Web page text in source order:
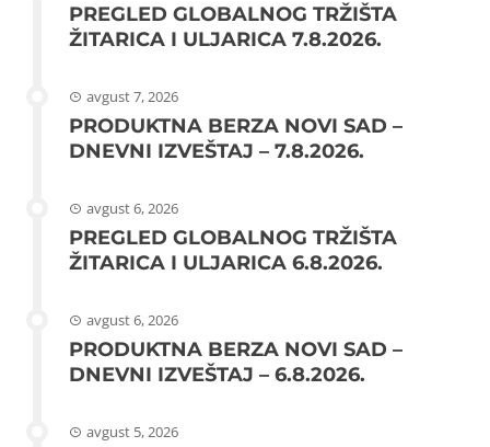
PREGLED GLOBALNOG TRŽIŠTA
ŽITARICA I ULJARICA 7.8.2026.
avgust 7, 2026
PRODUKTNA BERZA NOVI SAD –
DNEVNI IZVEŠTAJ – 7.8.2026.
avgust 6, 2026
PREGLED GLOBALNOG TRŽIŠTA
ŽITARICA I ULJARICA 6.8.2026.
avgust 6, 2026
PRODUKTNA BERZA NOVI SAD –
DNEVNI IZVEŠTAJ – 6.8.2026.
avgust 5, 2026